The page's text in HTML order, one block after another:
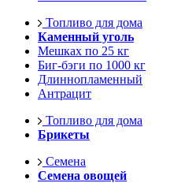
Топливо для дома
Каменный уголь
Мешках по 25 кг
Биг-бэги по 1000 кг
Длиннопламенный
Антрацит
Топливо для дома
Брикеты
Семена
Семена овощей